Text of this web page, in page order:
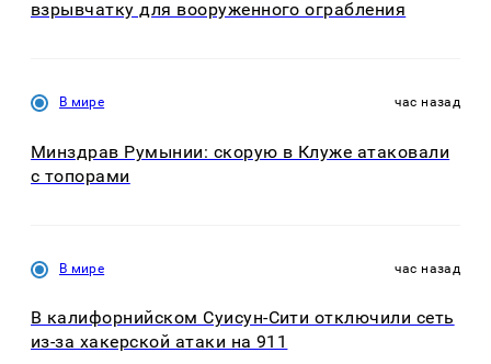
взрывчатку для вооруженного ограбления
В мире час назад
Минздрав Румынии: скорую в Клуже атаковали
с топорами
В мире час назад
В калифорнийском Суисун-Сити отключили сеть
из-за хакерской атаки на 911